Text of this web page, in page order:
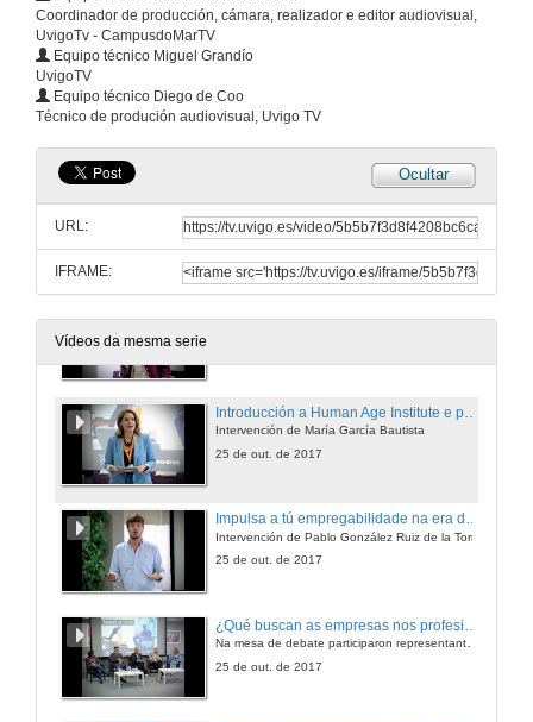
Coordinador de producción, cámara, realizador e editor audiovisual,
UvigoTv - CampusdoMarTV
Equipo técnico Miguel Grandío
UvigoTV
Equipo técnico Diego de Coo
Técnico de produción audiovisual, Uvigo TV
Ocultar
URL:
IFRAME:
Vídeos da mesma serie
Intervención de María García Bautista
25 de out. de 2017
Impulsa a tú empregabilidade na era do talento
Intervención de Pablo González Ruiz de la Torre
25 de out. de 2017
Na mesa de debate participaron representantes de Abanca, Cortizo, Pescanova e Gradiant
25 de out. de 2017